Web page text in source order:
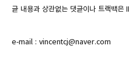
글 내용과 상관없는 댓글이나 트랙백은
e-mail : vincentcj@naver.com